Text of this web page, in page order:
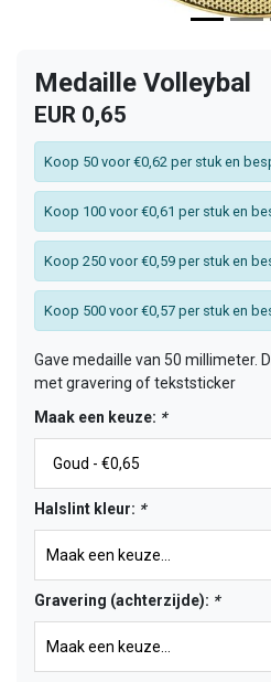
Medaille Volleybal
EUR 0,65
Koop 50 voor €0,62 per stuk en
Koop 100 voor €0,61 per stuk en
Koop 250 voor €0,59 per stuk en
Koop 500 voor €0,57 per stuk en
Gave medaille van 50 millimeter.
met gravering of tekststicker
Maak een keuze: *
Halslint kleur: *
Gravering (achterzijde): *